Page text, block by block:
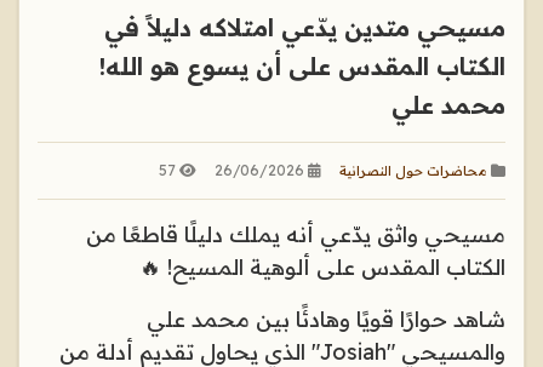
مسيحي متدين يدّعي امتلاكه دليلاً في
الكتاب المقدس على أن يسوع هو الله!
محمد علي
محاضرات حول النصرانية 26/06/2026
57
مسيحي واثق يدّعي أنه يملك دليلًا قاطعًا من
الكتاب المقدس على ألوهية المسيح! 🔥
شاهد حوارًا قويًا وهادئًا بين محمد علي
والمسيحي "Josiah" الذي يحاول تقديم أدلة من